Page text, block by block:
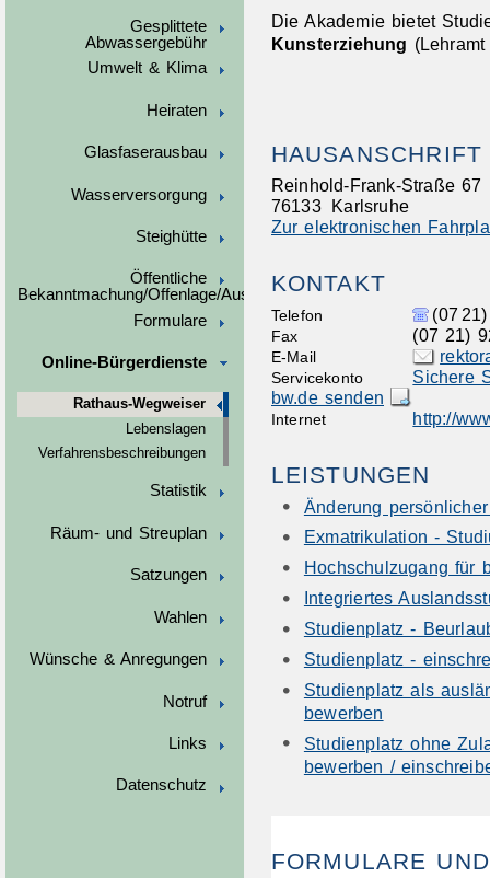
Gesplittete
Abwassergebühr
Umwelt & Klima
Heiraten
Glasfaserausbau
Wasserversorgung
Steighütte
Öffentliche
Bekanntmachung/Offenlage/Ausschreibungen
Formulare
Online-Bürgerdienste
Rathaus-Wegweiser
Lebenslagen
Verfahrensbeschreibungen
Statistik
Räum- und Streuplan
Satzungen
Wahlen
Wünsche & Anregungen
Notruf
Links
Datenschutz
Die Akademie bietet
Kunsterziehung
HAUSANSCHRIFT
Reinhold-Frank-Straße 67
76133 Karlsruhe
Zur elektronischen
KONTAKT
Telefon (07
Fax (07 21)
E-Mail
Servicekonto
Sichere
bw.de senden
Internet http://
LEISTUNGEN
Änderung
Exmatrikulation -
Hochschulzugang für
Integriertes
Studienplatz -
Studienplatz -
Studienplatz als
bewerben
Studienplatz ohne
bewerben /
FORMULARE